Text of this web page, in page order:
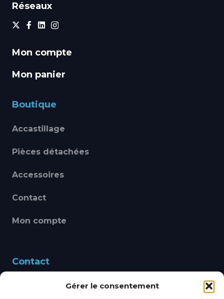
Gérer le consentement
Réseaux
Mon compte
Mon panier
Boutique
Accastillage
Pièces détachées
Accessoires
Contact
Mon compte
Contact
460 Avenue Alain Le